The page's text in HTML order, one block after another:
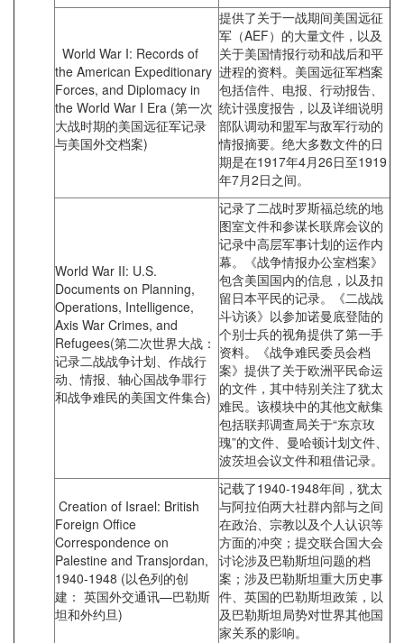
World War I: Records of
the American Expeditionary
Forces, and Diplomacy in
the World War I Era (第一次
大战时期的美国远征军记录
与美国外交档案)
提供了关于一战期间美国远征
军（AEF）的大量文件，以及
关于美国情报行动和战后和平
进程的资料。美国远征军档案
包括信件、电报、行动报告、
统计强度报告，以及详细说明
部队调动和盟军与敌军行动的
情报摘要。绝大多数文件的日
期是在1917年4月26日至1919
年7月2日之间。
World War II: U.S.
Documents on Planning,
Operations, Intelligence,
Axis War Crimes, and
Refugees(第二次世界大战：
记录二战战争计划、作战行
动、情报、轴心国战争罪行
和战争难民的美国文件集合)
记录了二战时罗斯福总统的地
图室文件和参谋长联席会议的
记录中高层军事计划的运作内
幕。《战争情报办公室档案》
包含美国国内的信息，以及扣
留日本平民的记录。《二战战
斗访谈》以参加诺曼底登陆的
个别士兵的视角提供了第一手
资料。《战争难民委员会档
案》提供了关于欧洲平民命运
的文件，其中特别关注了犹太
难民。该模块中的其他文献集
包括联邦调查局关于“东京玫
瑰”的文件、曼哈顿计划文件、
波茨坦会议文件和租借记录。
Creation of Israel: British
Foreign Office
Correspondence on
Palestine and Transjordan,
1940-1948 (以色列的创
建： 英国外交通讯—巴勒斯
坦和外约旦)
记载了1940-1948年间，犹太
与阿拉伯两大社群内部与之间
在政治、宗教以及个人认识等
方面的冲突；提交联合国大会
讨论涉及巴勒斯坦问题的档
案；涉及巴勒斯坦重大历史事
件、英国的巴勒斯坦政策，以
及巴勒斯坦局势对世界其他国
家关系的影响。